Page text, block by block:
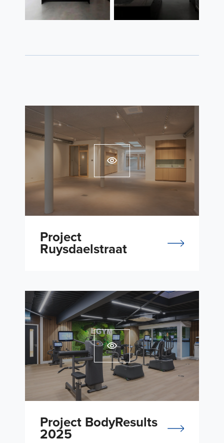
Project
Ruysdaelstraat
Project BodyResults
2025